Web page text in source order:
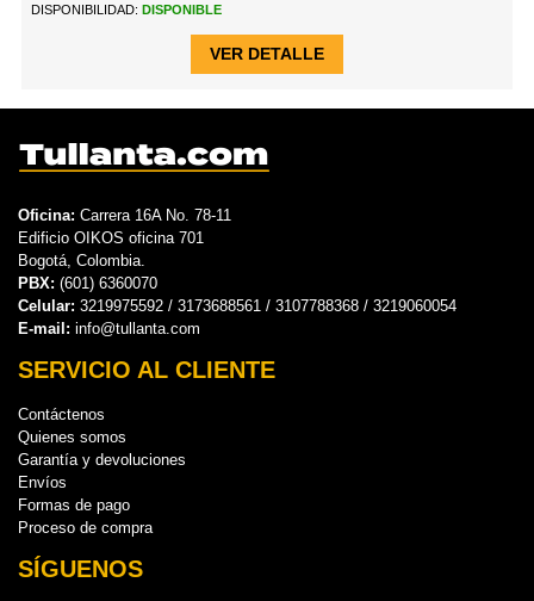
DISPONIBILIDAD: DISPONIBLE
VER DETALLE
Oficina: Carrera 16A No. 78-11
Edificio OIKOS oficina 701
Bogotá, Colombia.
PBX: (601) 6360070
Celular: 3219975592 / 3173688561 / 3107788368 / 3219060054
E-mail: info@tullanta.com
SERVICIO AL CLIENTE
Contáctenos
Quienes somos
Garantía y devoluciones
Envíos
Formas de pago
Proceso de compra
SÍGUENOS